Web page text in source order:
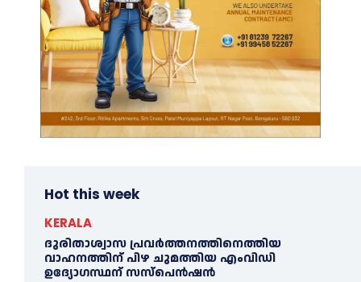
Hot this week
KERALA
ദുരിതാശ്വാസ പ്രവര്‍ത്തനത്തിനെത്തിയ
വാഹനത്തിന് പിഴ ചുമത്തിയ എംവിഡി
ഉദ്യോഗസ്ഥന് സസ്പെൻഷൻ